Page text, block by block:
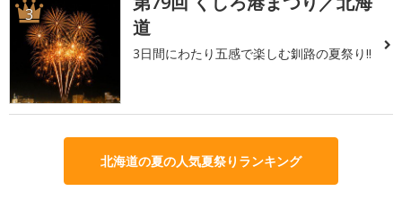
3
道
3日間にわたり五感で楽しむ釧路の夏祭り!!
北海道の夏の人気夏祭りランキング